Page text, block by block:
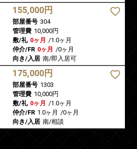
155,000円
部屋番号 304
管理費 10,000円
敷/礼 0ヶ月 /1.0ヶ月
仲介/FR 0ヶ月 /0ヶ月
向き/入居 南/即入居可
175,000円
部屋番号 1303
管理費 10,000円
敷/礼 0ヶ月 /1.0ヶ月
仲介/FR 1.0ヶ月 /0ヶ月
向き/入居 南/相談